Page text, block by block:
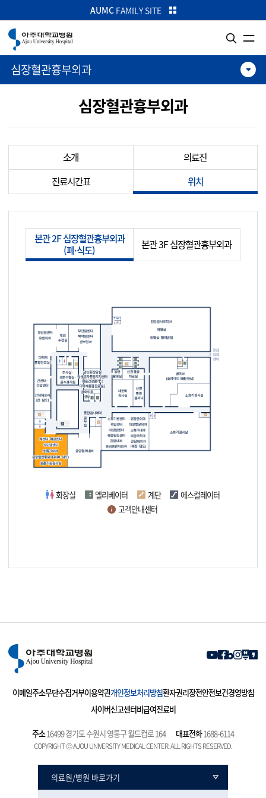
본문으로 가기
주메뉴로 가기
카피라이트로 가기
AUMCFAMILY SITE
심장혈관흉부외과
심장혈관흉부외과
소개
의료진
진료시간표
위치
본관 2F 심장혈관흉부외과
(폐·식도)
본관 3F 심장혈관흉부외과
화장실 엘리베이터 계단
에스컬레이터
고객안내센터
이메일주소무단수집거부이용약관개인정보처리방침환자권리장전안전보건경영방침
사이버신고센터비급여진료비
주소16499 경기도 수원시 영통구 월드컵로 164 대표전화1688-6114
COPYRIGHT Ⓒ AJOU UNIVERSITY MEDICAL CENTER. ALL RIGHTS RESERVED.
의료원/병원 바로가기